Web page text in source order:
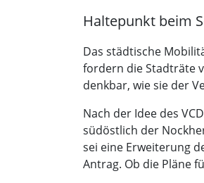
Haltepunkt beim
Das städtische
fordern die Stadträte
denkbar, wie sie der
Nach der Idee des
südöstlich der
sei eine Erweiterung
Antrag. Ob die Pläne